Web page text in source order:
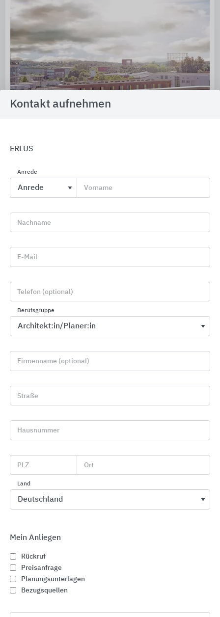
GRÖMO
Kontakt aufnehmen
ERLUS
Anrede
Vorname
Nachname
E-Mail
Telefon (optional)
Berufsgruppe
Firmenname (optional)
Straße
Hausnummer
PLZ Ort
Land
Mein Anliegen
Rückruf
Preisanfrage
Planungsunterlagen
Bezugsquellen